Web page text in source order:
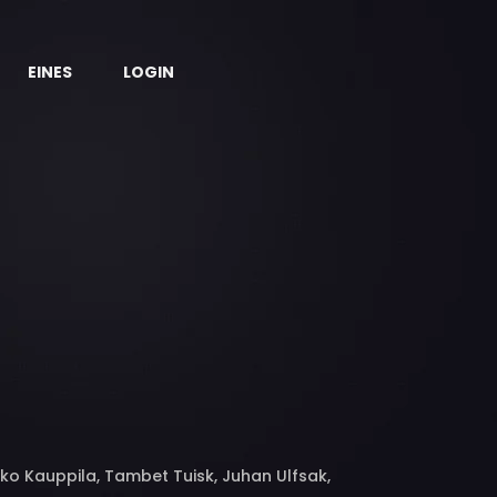
EINES LOGIN
Kauppila, Tambet Tuisk, Juhan Ulfsak,